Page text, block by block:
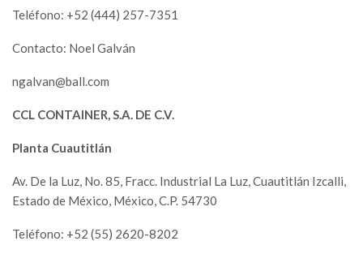
Teléfono: +52 (444) 257-7351
Contacto: Noel Galván
ngalvan@ball.com
CCL CONTAINER, S.A. DE C.V.
Planta Cuautitlán
Av. De la Luz, No. 85, Fracc. Industrial La Luz, Cuautitlán Izcalli,
Estado de México, México, C.P. 54730
Teléfono: +52 (55) 2620-8202